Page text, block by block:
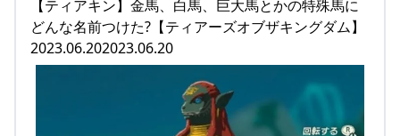
【ティアキン】金馬、白馬、巨大馬とかの特殊馬に
どんな名前つけた?【ティアーズオブザキングダム】
2023.06.202023.06.20